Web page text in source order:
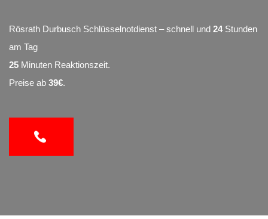
Rösrath Durbusch Schlüsselnotdienst – schnell und 24Stunden
am Tag
25 Minuten Reaktionszeit.
Preise ab 39€.